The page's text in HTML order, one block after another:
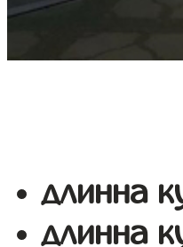
длинна
длинна